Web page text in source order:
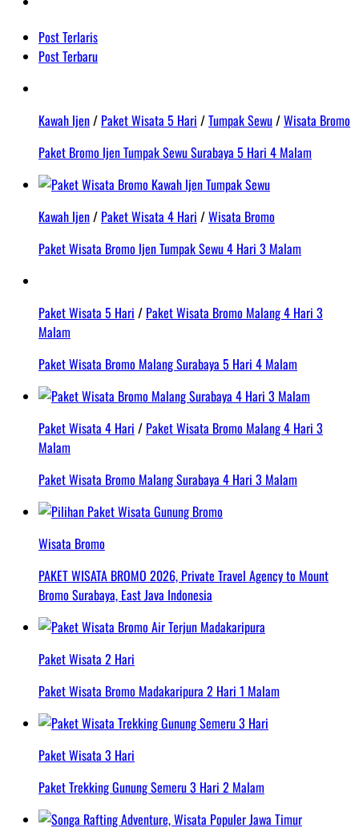
Post Terlaris
Post Terbaru
Kawah Ijen/ Paket Wisata 5 Hari /Tumpak Sewu/Wisata Bromo
Paket Bromo Ijen Tumpak Sewu Surabaya 5 Hari 4 Malam
Kawah Ijen/ Paket Wisata 4 Hari /Wisata Bromo
Paket Wisata Bromo Ijen Tumpak Sewu 4 Hari 3 Malam
Paket Wisata 5 Hari / Paket Wisata Bromo Malang 4 Hari 3
Malam
Paket Wisata Bromo Malang Surabaya 5 Hari 4 Malam
Paket Wisata 4 Hari / Paket Wisata Bromo Malang 4 Hari 3
Malam
Paket Wisata Bromo Malang Surabaya 4 Hari 3 Malam
Wisata Bromo
PAKET WISATA BROMO 2026, Private Travel Agency to Mount
Bromo Surabaya, East Java Indonesia
Paket Wisata 2 Hari
Paket Wisata Bromo Madakaripura 2 Hari 1 Malam
Paket Wisata 3 Hari
Paket Trekking Gunung Semeru 3 Hari 2 Malam